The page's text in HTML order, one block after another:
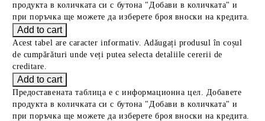
продукта в количката си с бутона "Добави в количката" и
при поръчка ще можете да изберете броя вноски на кредита.
Acest tabel are caracter informativ. Adăugați produsul în coșul
de cumpărături unde veți putea selecta detaliile cererii de
creditare.
Предоставената таблица е с информационна цел. Добавете
продукта в количката си с бутона "Добави в количката" и
при поръчка ще можете да изберете броя вноски на кредита.